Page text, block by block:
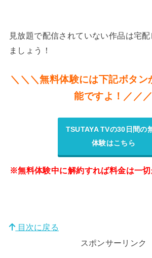
見放題で配信されていない作品は宅
ましょう！
＼＼＼無料体験には下記ボタン
能ですよ！／／／
TSUTAYA TVの30日間の
体験はこちら
※無料体験中に解約すれば料金は一切
目次に戻る
スポンサーリンク